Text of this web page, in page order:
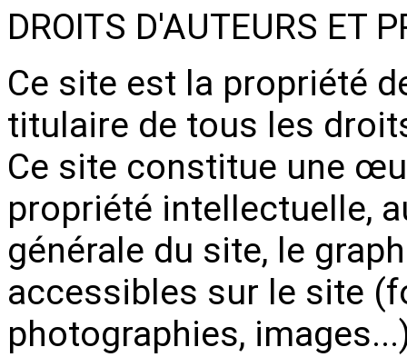
DROITS D'AUTEURS ET
Ce site est la propriété
titulaire de tous les
Ce site constitue une
propriété intellectuelle,
générale du site, le
accessibles sur le site
photographies,